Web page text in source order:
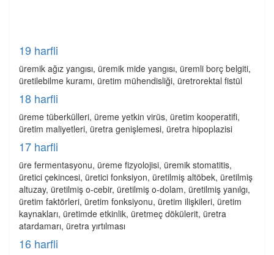
19 harfli
üremik ağız yangısı, üremik mide yangısı, üremli borç belgiti,
üretilebilme kuramı, üretim mühendisliği, üretrorektal fistül
18 harfli
üreme tüberkülleri, üreme yetkin virüs, üretim kooperatifi,
üretim maliyetleri, üretra genişlemesi, üretra hipoplazisi
17 harfli
üre fermentasyonu, üreme fizyolojisi, üremik stomatitis,
üretici çekincesi, üretici fonksiyon, üretilmiş altöbek, üretilmiş
altuzay, üretilmiş o-cebir, üretilmiş o-dolam, üretilmiş yanılgı,
üretim faktörleri, üretim fonksiyonu, üretim ilişkileri, üretim
kaynakları, üretimde etkinlik, üretmeç dökülerit, üretra
atardamarı, üretra yırtılması
16 harfli